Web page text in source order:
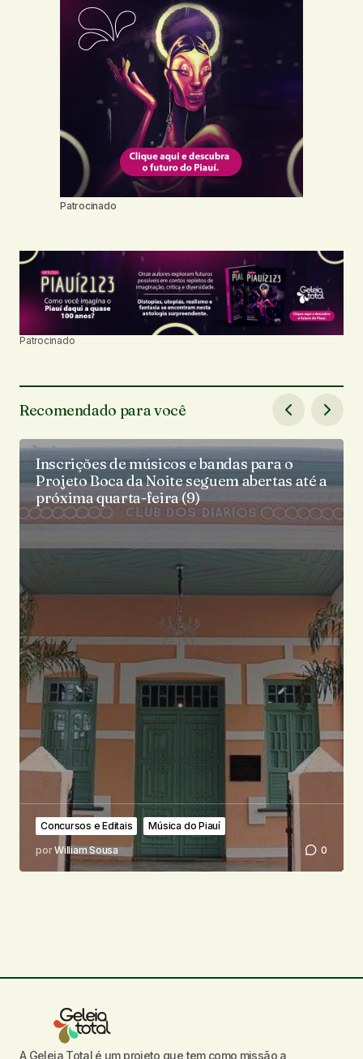
Patrocinado
Patrocinado
Recomendado para você
Inscrições de músicos e bandas para o
Projeto Boca da Noite seguem abertas até a
próxima quarta-feira (9)
Concursos e Editais
Música do Piauí
porWilliam Sousa 0
A Geleia Total é um projeto que tem como missão a